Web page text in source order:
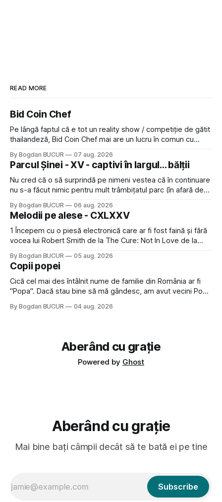
READ MORE
Bid Coin Chef
Pe lângă faptul că e tot un reality show / competiție de gătit
thailandeză, Bid Coin Chef mai are un lucru în comun cu
lăsat rece la prima vedere, după care m-a făcut să mă
îndrăgostesc de el. Nu mi-a plăcut faptul
By Bogdan BUCUR 07 aug. 2026
Parcul Șinei - XV - captivi în largul... bălții
Nu cred că o să surprindă pe nimeni vestea că în continuare
nu s-a făcut nimic pentru mult trâmbițatul parc (în afară de
timp pui și latră prin gard la lumea care trece prin zonă). Am
avut, în schimb, o belea
By Bogdan BUCUR 06 aug. 2026
Melodii pe alese - CXLXXV
1 Începem cu o piesă electronică care ar fi fost faină și fără
vocea lui Robert Smith de la The Cure: Not In Love de la
a dovedit că jumătatea masculină a acelui duo era cam
dubioasă...) 2. Băgăm la
By Bogdan BUCUR 05 aug. 2026
Copii popei
Cică cel mai des întâlnit nume de familie din România ar fi
"Popa". Dacă stau bine să mă gândesc, am avut vecini Popa
Dexonline spune de etimologia termenului de popă că ar
By Bogdan BUCUR 04 aug. 2026
Aberând cu grație
Powered by Ghost
Aberând cu grație
Mai bine bați câmpii decât să te bată ei pe tine
Subscribe